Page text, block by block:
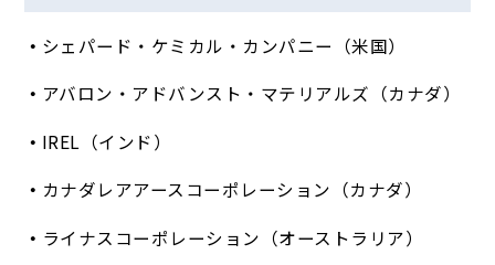
シェパード・ケミカル・カンパニー（米国）
アバロン・アドバンスト・マテリアルズ（カナダ）
IREL（インド）
カナダレアアースコーポレーション（カナダ）
ライナスコーポレーション（オーストラリア）